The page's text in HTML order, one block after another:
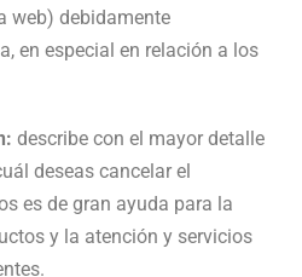
web) debidamente
en especial en relación a los
describe con el mayor detalle
deseas cancelar el
es de gran ayuda para la
y la atención y servicios